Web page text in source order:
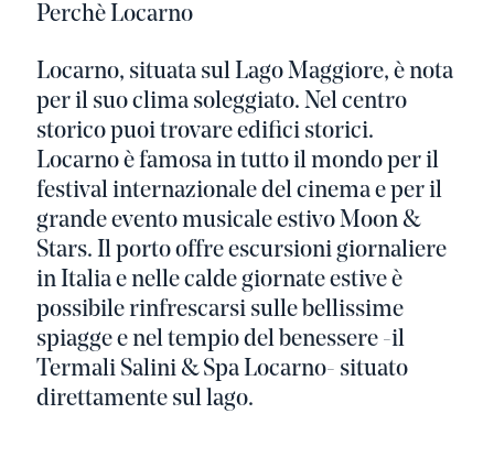
Perchè Locarno
Locarno, situata sul Lago Maggiore, è nota
per il suo clima soleggiato. Nel centro
storico puoi trovare edifici storici.
Locarno è famosa in tutto il mondo per il
festival internazionale del cinema e per il
grande evento musicale estivo Moon &
Stars. Il porto offre escursioni giornaliere
in Italia e nelle calde giornate estive è
possibile rinfrescarsi sulle bellissime
spiagge e nel tempio del benessere -il
Termali Salini & Spa Locarno- situato
direttamente sul lago.